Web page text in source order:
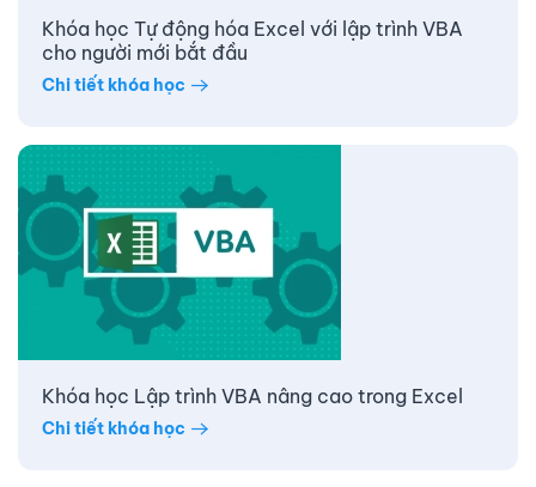
Khóa học Tự động hóa Excel với lập trình VBA
cho người mới bắt đầu
Chi tiết khóa học
Khóa học Lập trình VBA nâng cao trong Excel
Chi tiết khóa học